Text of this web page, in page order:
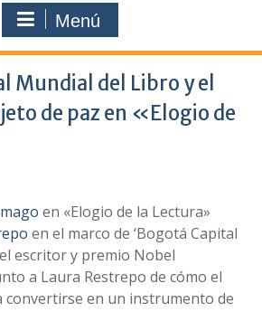
Menú
Mundial del Libro y el
de paz en «Elogio de
en «Elogio de la Lectura»
en el marco de ‘Bogotá Capital
escritor y premio Nobel
a Laura Restrepo de cómo el
convertirse en un instrumento de